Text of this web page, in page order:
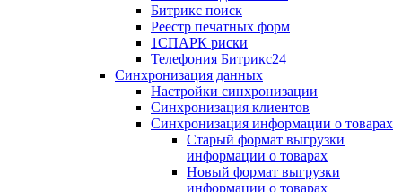
Битрикс поиск
Реестр печатных форм
1СПАРК риски
Телефония Битрикс24
Синхронизация данных
Настройки синхронизации
Синхронизация клиентов
Синхронизация информации о товарах
Старый формат выгрузки
информации о товарах
Новый формат выгрузки
информации о товарах